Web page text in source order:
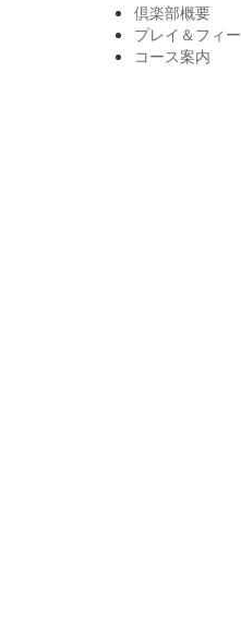
倶楽部概要
プレイ＆フィー
コース案内